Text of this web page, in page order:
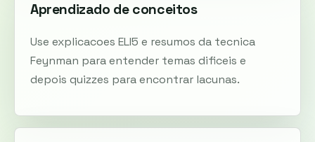
Aprendizado de conceitos
Use explicacoes ELI5 e resumos da tecnica
Feynman para entender temas dificeis e
depois quizzes para encontrar lacunas.